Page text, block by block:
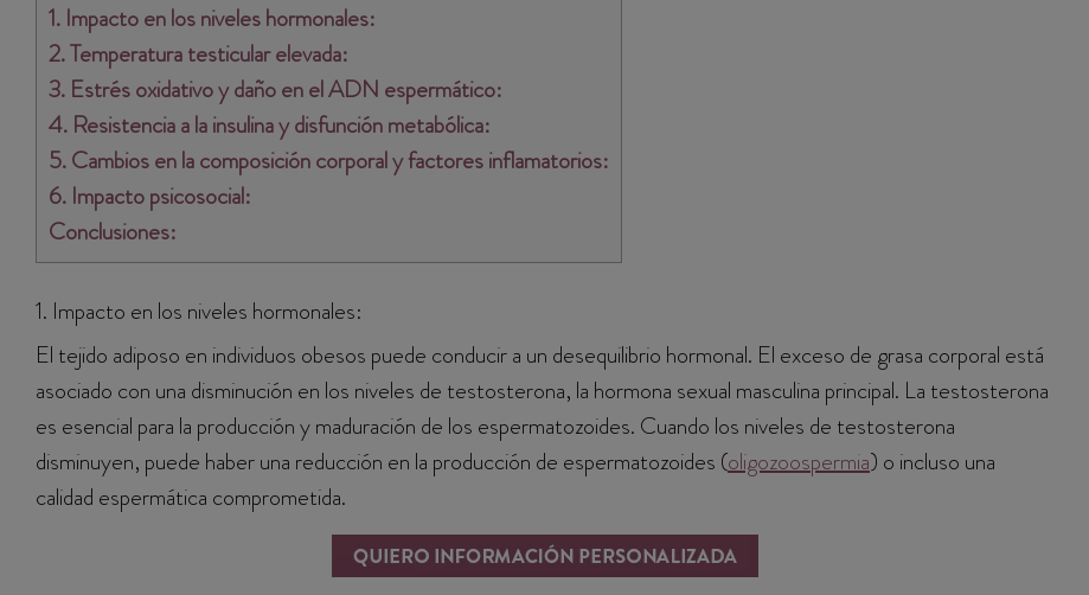
1. Impacto en los niveles hormonales:
2. Temperatura testicular elevada:
3. Estrés oxidativo y daño en el ADN espermático:
4. Resistencia a la insulina y disfunción metabólica:
5. Cambios en la composición corporal y factores inflamatorios:
6. Impacto psicosocial:
Conclusiones:
1. Impacto en los niveles hormonales:
El tejido adiposo en individuos obesos puede conducir a un desequilibrio hormonal. El exceso de grasa corporal está
asociado con una disminución en los niveles de testosterona, la hormona sexual masculina principal. La testosterona
es esencial para la producción y maduración de los espermatozoides. Cuando los niveles de testosterona
disminuyen, puede haber una reducción en la producción de espermatozoides (oligozoospermia) o incluso una
calidad espermática comprometida.